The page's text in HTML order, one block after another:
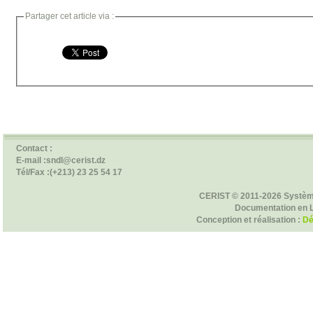
Partager cet article via :
Contact :
E-mail :sndl@cerist.dz
Tél/Fax :(+213) 23 25 54 17
CERIST © 2011-2026
Documentation en
Conception et réalisation :